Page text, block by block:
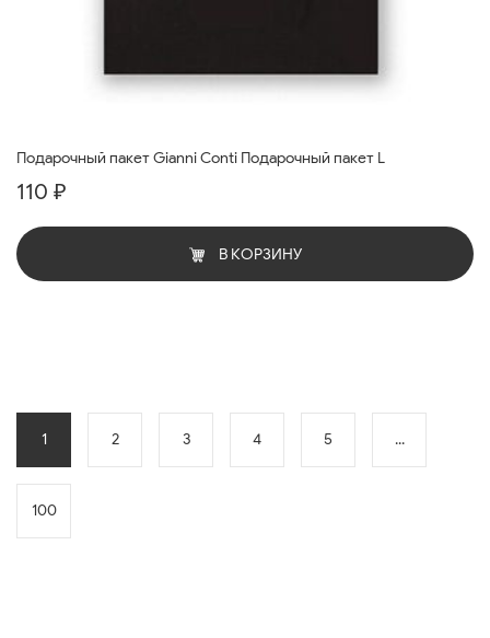
Подарочный пакет Gianni Conti Подарочный пакет L
110 ₽
В КОРЗИНУ
1 2 3 4 5 ...
100